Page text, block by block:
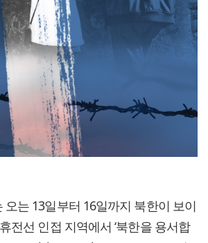
오는 13일부터 16일까지 북한이 보이
전선 인접 지역에서 ‘북한을 용서합